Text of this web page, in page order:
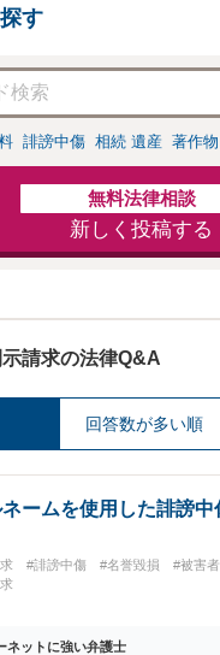
す
誹謗中傷 相続 遺産 著作
無料法律相談
新しく投稿する
請求の法律Q&A
回答数が多い順
ームを使用した誹謗
#誹謗中傷 #名誉毀損 #被害者
ネットに強い弁護士